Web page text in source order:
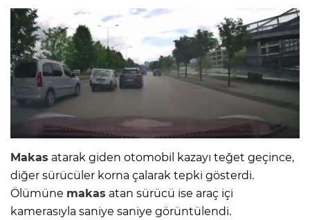
Makas atarak giden otomobil kazayı teğet geçince,
diğer sürücüler korna çalarak tepki gösterdi.
Ölümüne makas atan sürücü ise araç içi
kamerasıyla saniye saniye görüntülendi.